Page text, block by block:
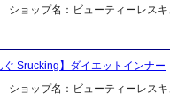
ショップ名：ビューティーレスキ
ぐ Srucking】ダイエットインナー
ショップ名：ビューティーレスキ